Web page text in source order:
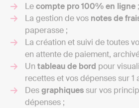
Lecompte pro 100% en ligne ;
La gestion de vos notes de
paperasse ;
La création et suivi de toutes
en attente de paiement,
Un tableau de bord pour
recettes et vos dépenses sur 1
Desgraphiquessur vos
dépenses ;